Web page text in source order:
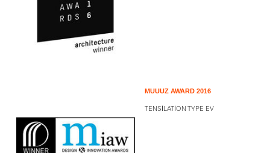
MUUUZ AWARD 2016
TENSILATION TYPE EV